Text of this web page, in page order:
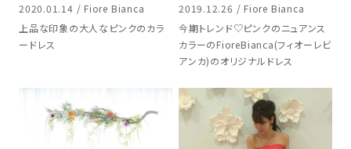
2020.01.14 / Fiore Bianca
上品な印象の大人なピンクのカラ
ードレス
2019.12.26 / Fiore Bianca
今期トレンド♡ピンクのニュアンス
カラーのFioreBianca(フィオーレビ
アンカ)のオリジナルドレス